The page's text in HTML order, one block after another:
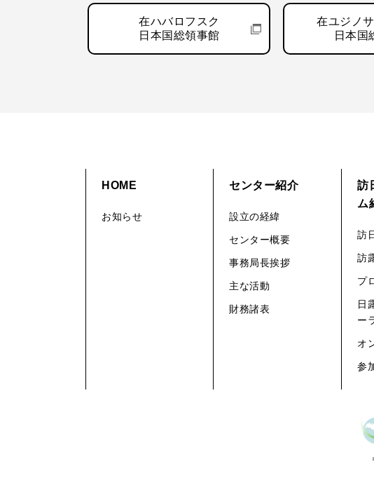
在ハバロフスク
日本国総領事館
在ユジノ
日本国
HOME
お知らせ
センター紹介
設立の経緯
センター概要
事務局長挨拶
主な活動
財務諸表
訪
ム
訪
訪
プ
日
ー
オ
参